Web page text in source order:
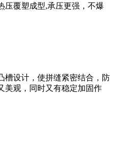
压覆塑成型,承压更强，不爆
槽设计，使拼缝紧密结合，防
美观，同时又有稳定加固作